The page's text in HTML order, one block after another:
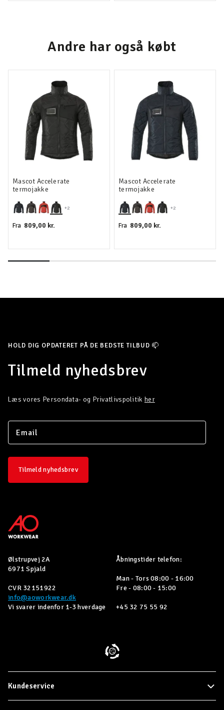
Andre har også købt
+2
Mascot Accelerate
termojakke
Fra 809,00 kr.
+2
Mascot Accelerate
termojakke
Fra 809,00 kr.
HOLD DIG OPDATERET PÅ DE BEDSTE TILBUD 📫
Tilmeld nyhedsbrev
Læs vores Persondata- og Privatlivspolitik her
Tilmeld nyhedsbrev
Ølstrupvej 2A
6971 Spjald
CVR 32151922
info@aoworkwear.dk
Vi svarer indenfor 1-3 hverdage
Åbningstider telefon:
Man - Tors 08:00 - 16:00
Fre - 08:00 - 15:00
+45 32 75 55 92
Kundeservice